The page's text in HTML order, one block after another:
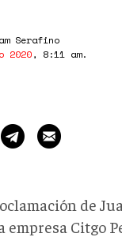
Serafino
2020, 8:11 am.
de
empresa Citgo